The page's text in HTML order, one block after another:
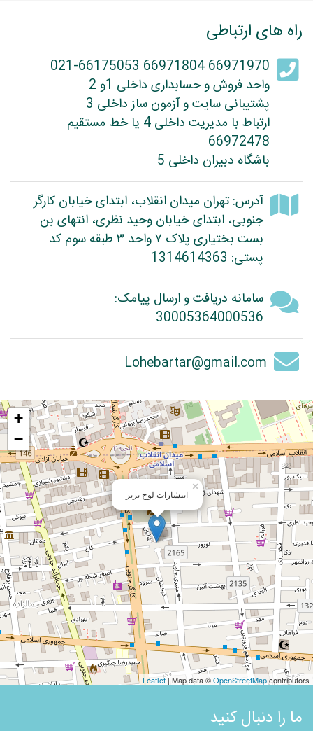
راه های ارتباطی
66971970 66971804 021-66175053
واحد فروش و حسابداری داخلی 1و 2
پشتیبانی سایت و آزمون ساز داخلی 3
ارتباط با مدیریت داخلی 4 یا خط مستقیم
66972478
باشگاه دبیران داخلی 5
آدرس: تهران میدان انقلاب، ابتدای خیابان کارگر
جنوبی، ابتدای خیابان وحید نظری، انتهای بن
بست بختیاری پلاک ۷ واحد ۳ طبقه سوم کد
پستی: 1314614363
سامانه دریافت و ارسال پیامک:
30005364000536
Lohebartar@gmail.com
انتشارات لوح برتر
×
+
−
Leaflet| Map data ©OpenStreetMapcontributors
ما را دنبال کنید